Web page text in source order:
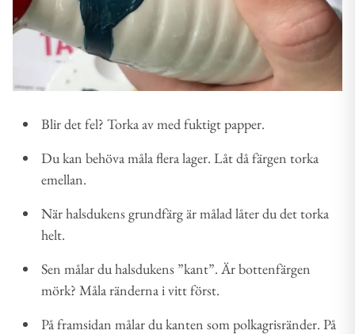
Blir det fel? Torka av med fuktigt papper.
Du kan behöva måla flera lager. Låt då färgen torka
emellan.
När halsdukens grundfärg är målad låter du det torka
helt.
Sen målar du halsdukens ”kant”. Är bottenfärgen
mörk? Måla ränderna i vitt först.
På framsidan målar du kanten som polkagrisränder. På